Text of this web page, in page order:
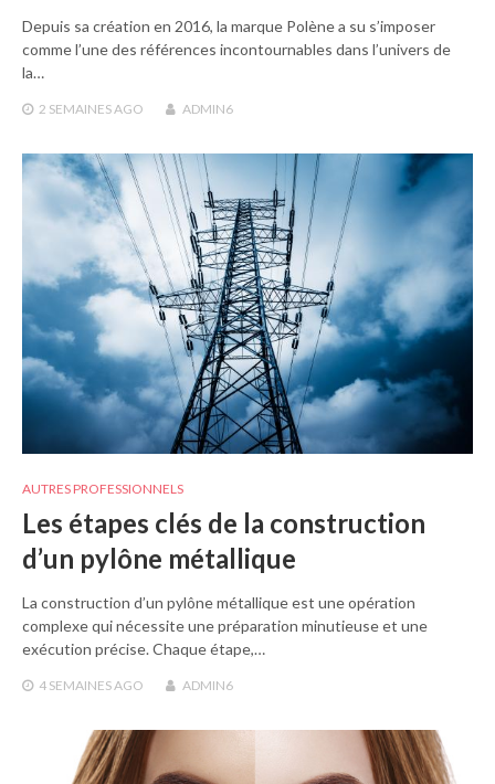
Depuis sa création en 2016, la marque Polène a su s’imposer
comme l’une des références incontournables dans l’univers de
la…
2 SEMAINESAGO ADMIN6
AUTRES PROFESSIONNELS
Les étapes clés de la construction
d’un pylône métallique
La construction d’un pylône métallique est une opération
complexe qui nécessite une préparation minutieuse et une
exécution précise. Chaque étape,…
4 SEMAINESAGO ADMIN6